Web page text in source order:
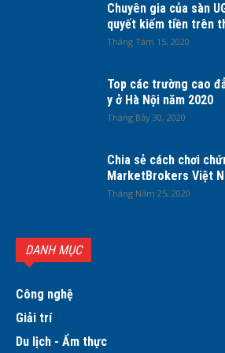
Chuyên gia của sàn
quyết kiếm tiền trên
Tháng Tám 15, 2020
Top các trường cao
y ở Hà Nội năm 2020
Tháng Bảy 30, 2020
Chia sẻ cách chơi
MarketBrokers Việt
Tháng Năm 25, 2020
DANH MỤC
Công nghệ
Giải trí
Du lịch - Ẩm thực